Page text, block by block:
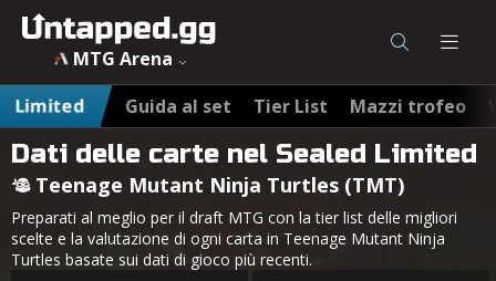
MTG Arena
Limited
Guida al set Tier List Mazzi trofeo
Dati delle carte nel Sealed Limited
Teenage Mutant Ninja Turtles (TMT)
Preparati al meglio per il draft MTG con la tier list delle migliori
scelte e la valutazione di ogni carta in Teenage Mutant Ninja
Turtles basate sui dati di gioco più recenti.